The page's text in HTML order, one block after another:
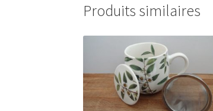
Produits similaires